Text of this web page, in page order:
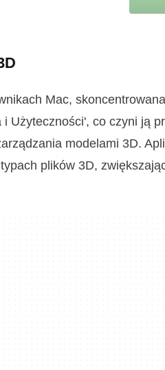
Mac,
Użyteczności', co czyni ją
modelami 3D.
plików 3D,